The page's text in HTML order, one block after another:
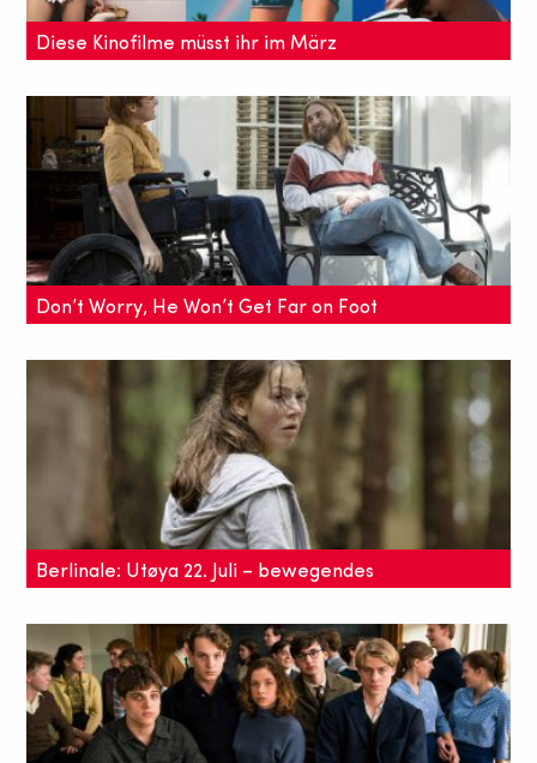
Diese Kinofilme müsst ihr im März
Diesen Monat gibt es zwei gute Gründe ins Kino zu
gehen: Die Osterzeit beginnt und die Oscarzeit läuft
in Hochtouren: Das sind unsere Kinotipps im März!
Don’t Worry, He Won’t Get Far on Foot
Kein Drama trotz schwerwiegender Themen wie
Alkoholismus und einem plötzlichen Leben im
Rollstuhl – ein Film über das Leben des Cartoonisten
John Callahan.
Berlinale: Utøya 22. Juli – bewegendes
Dieser Wettbewerbsfilm schockt alle auf der
Berlinale – die Zuschauer erleben das Attentat auf
der norwegischen Insel Utøya in Echtzeit und nur
einem Take.